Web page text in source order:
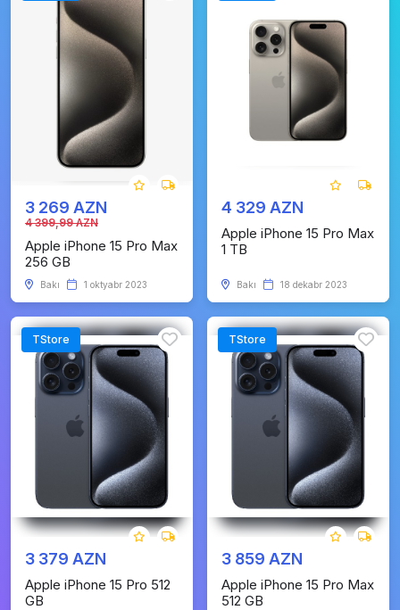
3 269 AZN
4 399,99 AZN
Apple iPhone 15 Pro Max
256 GB
Bakı 1 oktyabr 2023
4 329 AZN
Apple iPhone 15 Pro Max
1 TB
Bakı 18 dekabr 2023
TStore
3 379 AZN
Apple iPhone 15 Pro 512
GB
TStore
3 859 AZN
Apple iPhone 15 Pro Max
512 GB